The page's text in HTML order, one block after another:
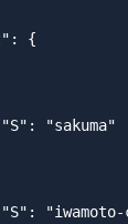
{
"sakuma"
"iwamoto-